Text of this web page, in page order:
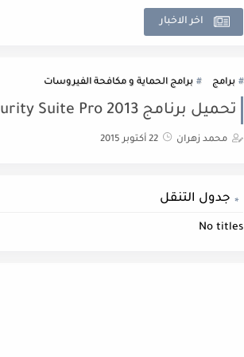
اخر الاخبار
برامج برامج الحماية و مكافحة الفيروسات
تحميل برنامج Outpost Security Suite Pro 2013 مجانا للحماية من الفيروسات.
محمد زهران 22 أكتوبر 2015
جدول التنقل
No titles